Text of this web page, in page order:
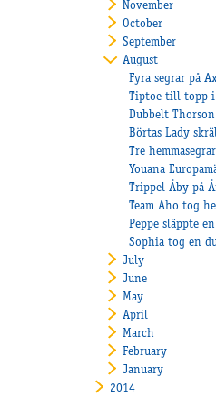
November
October
September
August
Fyra segrar på
Tiptoe till topp i
Dubbelt
Börtas Lady
Trippel Åby på
Peppe släppte
Sophia tog en
July
June
May
April
March
February
January
2014